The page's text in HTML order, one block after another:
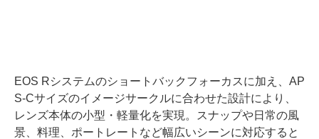
EOS Rシステムのショートバックフォーカスに加え、AP
S-Cサイズのイメージサークルに合わせた設計により、
レンズ本体の小型・軽量化を実現。スナップや日常の風
景、料理、ポートレートなど幅広いシーンに対応すると